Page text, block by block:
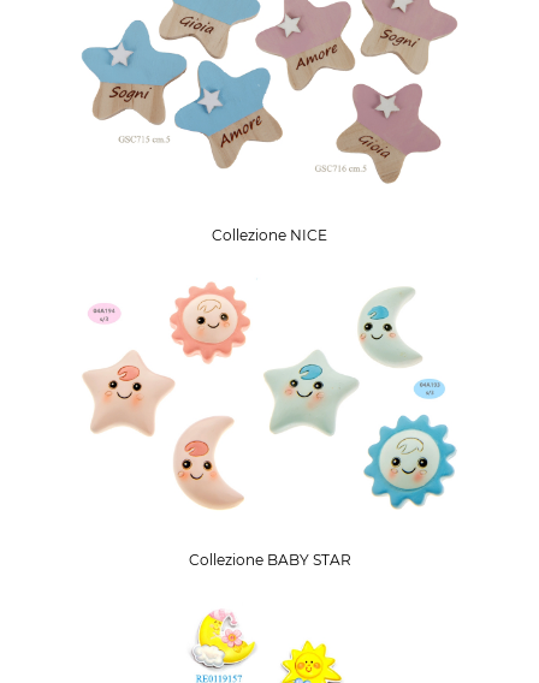
Collezione NICE
Collezione BABY STAR